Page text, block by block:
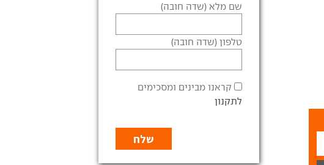
שם מלא (שדה חובה)
טלפון (שדה חובה)
קראנו מבינים ומסכימים
לתקנון